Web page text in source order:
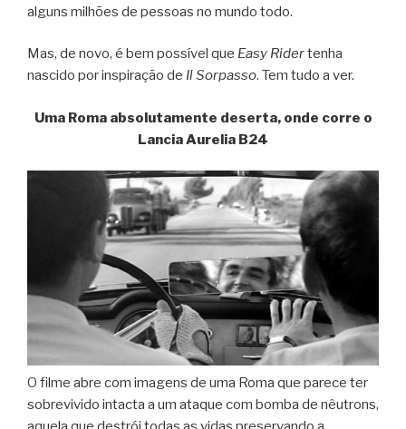
alguns milhões de pessoas no mundo todo.
Mas, de novo, é bem possível que Easy Ridertenha
nascido por inspiração de Il Sorpasso. Tem tudo a ver.
Uma Roma absolutamente deserta, onde corre o
Lancia Aurelia B24
O filme abre com imagens de uma Roma que parece ter
sobrevivido intacta a um ataque com bomba de nêutrons,